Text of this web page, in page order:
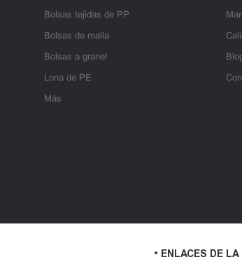
Bolsas tejidas de PP
Bolsas de malla
Bolsas a granel
Lona de PE
Más
• ENLACES DE